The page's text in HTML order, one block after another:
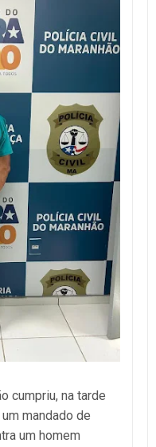
cumpriu, na tarde
mandado de
um homem